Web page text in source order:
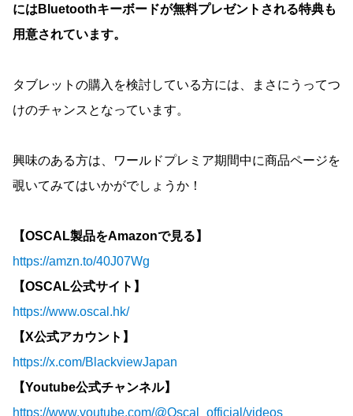
にはBluetoothキーボードが無料プレゼントされる特典も
用意されています。
タブレットの購入を検討している方には、まさにうってつ
けのチャンスとなっています。
興味のある方は、ワールドプレミア期間中に商品ページを
覗いてみてはいかがでしょうか！
【OSCAL製品をAmazonで見る】
https://amzn.to/40J07Wg
【OSCAL公式サイト】
https://www.oscal.hk/
【X公式アカウント】
https://x.com/BlackviewJapan
【Youtube公式チャンネル】
https://www.youtube.com/@Oscal_official/videos